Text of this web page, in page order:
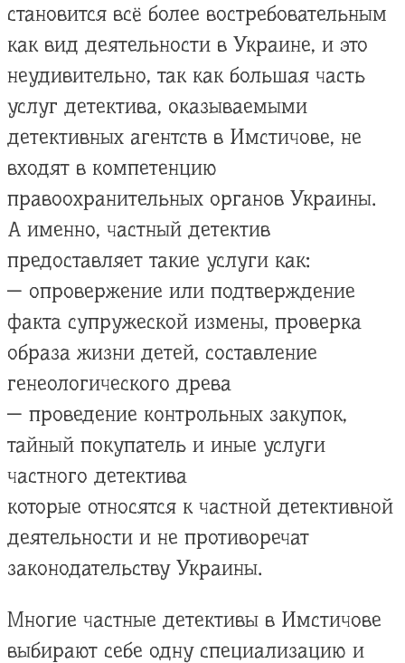
становится всё более востребовательным
как вид деятельности в Украине, и это
неудивительно, так как большая часть
услуг детектива, оказываемыми
детективных агентств в Имстичове, не
входят в компетенцию
правоохранительных органов Украины.
А именно, частный детектив
предоставляет такие услуги как:
— опровержение или подтверждение
факта супружеской измены, проверка
образа жизни детей, составление
генеологического древа
— проведение контрольных закупок,
тайный покупатель и иные услуги
частного детектива
которые относятся к частной детективной
деятельности и не противоречат
законодательству Украины.
Многие частные детективы в Имстичове
выбирают себе одну специализацию и